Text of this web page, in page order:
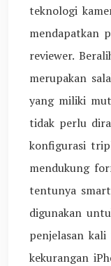
teknologi
mendapatkan
reviewer.
merupakan
yang miliki
tidak perlu
konfigurasi
mendukung
tentunya
digunakan
penjelasan
kekurangan